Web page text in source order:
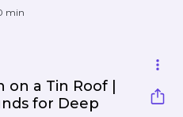
min
a Tin Roof |
for Deep